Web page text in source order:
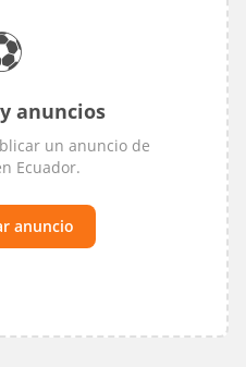
anuncios
un anuncio de
Ecuador.
anuncio